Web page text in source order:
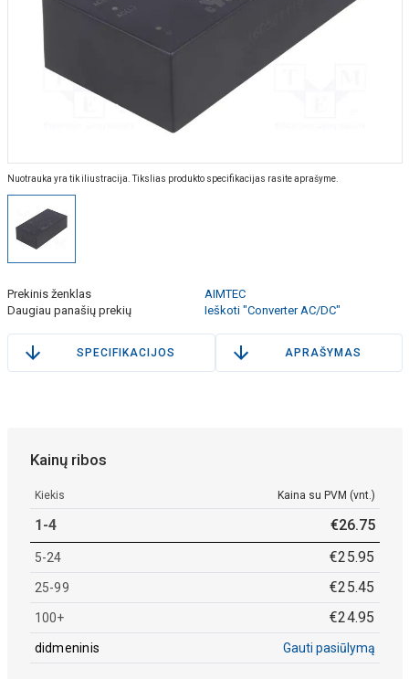
Nuotrauka yra tik iliustracija. Tikslias produkto specifikacijas rasite aprašyme.
Prekinis ženklas
AIMTEC
Daugiau panašių prekių
Ieškoti "Converter AC/DC"
SPECIFIKACIJOS APRAŠYMAS
Kainų ribos
Kiekis Kaina su PVM (vnt.)
1-4 €26.75
5-24 €25.95
25-99 €25.45
100+ €24.95
didmeninis Gauti pasiūlymą